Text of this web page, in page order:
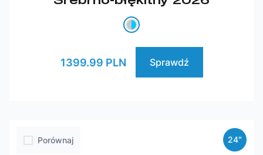
1399.99 PLN Sprawdź
Porównaj 24″